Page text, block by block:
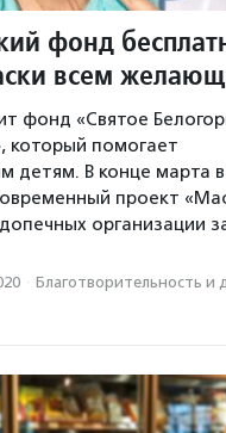
фонд
всем
фонд «Святое
который помогает
детям. В конце марта
проект
организации
· Благотвори­тель­ность